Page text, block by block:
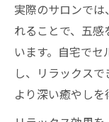
実際のサロンで
れることで、五
います。自宅で
し、リラックスで
より深い癒やしを